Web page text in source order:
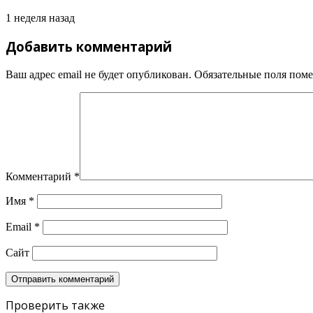
1 неделя назад
Добавить комментарий
Ваш адрес email не будет опубликован. Обязательные поля
Комментарий *
Имя *
Email *
Сайт
Проверить также